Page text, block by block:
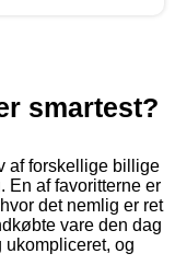
smartest?
af forskellige billige
En af favoritterne er
det nemlig er ret
vare den dag
ukompliceret, og